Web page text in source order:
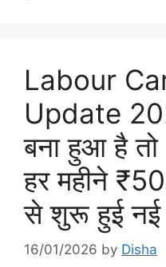
Labour
Update
बना हुआ है
हर महीने
से शुरू हुई नई
16/01/2026 by Disha